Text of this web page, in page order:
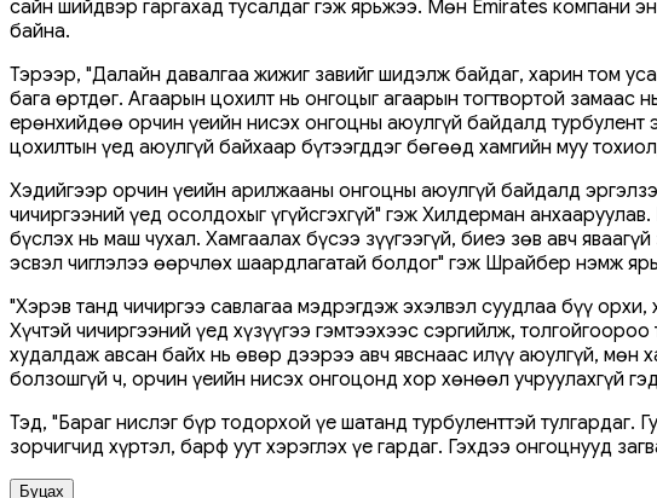
сайн шийдвэр гаргахад тусалдаг гэж ярьжээ. Мөн Emirates компани
байна.
Тэрээр, "Далайн давалгаа жижиг завийг шидэлж байдаг, харин том
бага өртдөг. Агаарын цохилт нь онгоцыг агаарын тогтвортой
ерөнхийдөө орчин үеийн нисэх онгоцны аюулгүй байдалд турбулент
цохилтын үед аюулгүй байхаар бүтээгддэг бөгөөд хамгийн муу
Хэдийгээр орчин үеийн арилжааны онгоцны аюулгүй байдалд
чичиргээний үед осолдохыг үгүйсгэхгүй" гэж Хилдерман
бүслэх нь маш чухал. Хамгаалах бүсээ зүүгээгүй, биеэ зөв авч
эсвэл чиглэлээ өөрчлөх шаардлагатай болдог" гэж Шрайбер нэмж
"Хэрэв танд чичиргээ савлагаа мэдрэгдэж эхэлвэл суудлаа бүү
Хүчтэй чичиргээний үед хүзүүгээ гэмтээхээс сэргийлж,
худалдаж авсан байх нь өвөр дээрээ авч явснаас илүү аюулгүй, мөн
болзошгүй ч, орчин үеийн нисэх онгоцонд хор хөнөөл учруулахгүй
Тэд, "Бараг нислэг бүр тодорхой үе шатанд турбуленттэй тулгардаг.
зорчигчид хүртэл, барф уут хэрэглэх үе гардаг. Гэхдээ онгоцнууд
Буцах